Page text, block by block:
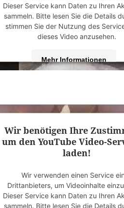
Dieser Service kann Daten zu Ihren
sammeln. Bitte lesen Sie die Details
stimmen Sie der Nutzung des
dieses Video anzusehen.
Mehr Informationen
powered byUsercentrics Consent
Platform&eRecht24
Wir benötigen Ihre
um den YouTube Video-
laden!
Wir verwenden einen Service
Drittanbieters, um Videoinhalte
Dieser Service kann Daten zu Ihren
sammeln. Bitte lesen Sie die Details